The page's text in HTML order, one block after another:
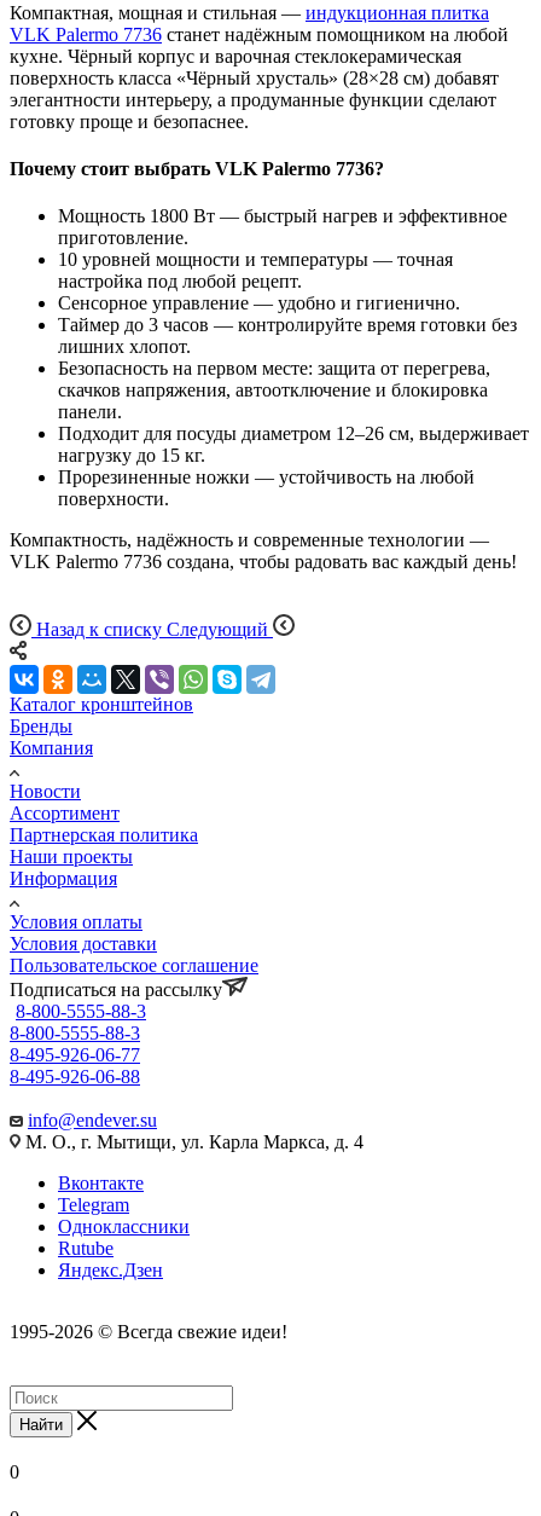
Компактная, мощная и стильная — индукционная плитка
VLK Palermo 7736 станет надёжным помощником на любой
кухне. Чёрный корпус и варочная стеклокерамическая
поверхность класса «Чёрный хрусталь» (28×28 см) добавят
элегантности интерьеру, а продуманные функции сделают
готовку проще и безопаснее.
Почему стоит выбрать VLK Palermo 7736?
Мощность 1800 Вт — быстрый нагрев и эффективное
приготовление.
10 уровней мощности и температуры — точная
настройка под любой рецепт.
Сенсорное управление — удобно и гигиенично.
Таймер до 3 часов — контролируйте время готовки без
лишних хлопот.
Безопасность на первом месте: защита от перегрева,
скачков напряжения, автоотключение и блокировка
панели.
Подходит для посуды диаметром 12–26 см, выдерживает
нагрузку до 15 кг.
Прорезиненные ножки — устойчивость на любой
поверхности.
Компактность, надёжность и современные технологии —
VLK Palermo 7736 создана, чтобы радовать вас каждый день!
Назад к списку Следующий
Каталог кронштейнов
Бренды
Компания
Новости
Ассортимент
Партнерская политика
Наши проекты
Информация
Условия оплаты
Условия доставки
Пользовательское соглашение
Подписаться на рассылку
8-800-5555-88-3
8-800-5555-88-3
8-495-926-06-77
8-495-926-06-88
info@endever.su
М. О., г. Мытищи, ул. Карла Маркса, д. 4
Вконтакте
Telegram
Одноклассники
Rutube
Яндекс.Дзен
1995-2026 © Всегда свежие идеи!
Найти
0